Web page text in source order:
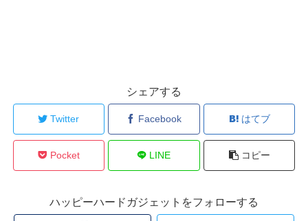
シェアする
Twitter Facebook はてブ
Pocket LINE コピー
ハッピーハードガジェットをフォローする